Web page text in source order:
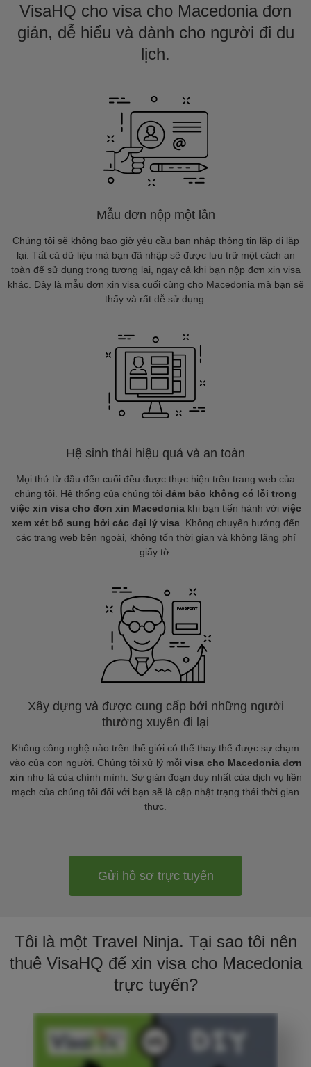
VisaHQ cho visa cho Macedonia đơn
giản, dễ hiểu và dành cho người đi du
lịch.
Mẫu đơn nộp một lần
Chúng tôi sẽ không bao giờ yêu cầu bạn nhập thông tin lặp đi lặp
lại. Tất cả dữ liệu mà bạn đã nhập sẽ được lưu trữ một cách an
toàn để sử dụng trong tương lai, ngay cả khi bạn nộp đơn xin visa
khác. Đây là mẫu đơn xin visa cuối cùng cho Macedonia mà bạn sẽ
thấy và rất dễ sử dụng.
Hệ sinh thái hiệu quả và an toàn
Mọi thứ từ đầu đến cuối đều được thực hiện trên trang web của
chúng tôi. Hệ thống của chúng tôi đảm bảo không có lỗi trong
việc xin visa cho đơn xin Macedoniakhi bạn tiến hành với việc
xem xét bổ sung bởi các đại lý visa. Không chuyển hướng đến
các trang web bên ngoài, không tốn thời gian và không lãng phí
giấy tờ.
Xây dựng và được cung cấp bởi những người
thường xuyên đi lại
Không công nghệ nào trên thế giới có thể thay thế được sự chạm
vào của con người. Chúng tôi xử lý mỗi visa cho Macedonia đơn
xin như là của chính mình. Sự gián đoạn duy nhất của dịch vụ liền
mạch của chúng tôi đối với bạn sẽ là cập nhật trạng thái thời gian
thực.
Gửi hồ sơ trực tuyến
Tôi là một Travel Ninja. Tại sao tôi nên
thuê VisaHQ để xin visa cho Macedonia
trực tuyến?